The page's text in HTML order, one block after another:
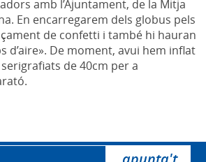
amb l’Ajuntament, de la Mitja
En encarregarem dels globus pels
de confetti i també hi hauran
d’aire». De moment, avui hem inflat
de 40cm per a